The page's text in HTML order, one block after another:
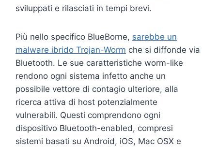
sviluppati e rilasciati in tempi brevi.
Più nello specifico BlueBorne, sarebbe un
malware ibrido Trojan-Worm che si diffonde via
Bluetooth. Le sue caratteristiche worm-like
rendono ogni sistema infetto anche un
possibile vettore di contagio ulteriore, alla
ricerca attiva di host potenzialmente
vulnerabili. Questi comprendono ogni
dispositivo Bluetooth-enabled, compresi
sistemi basati su Android, iOS, Mac OSX e